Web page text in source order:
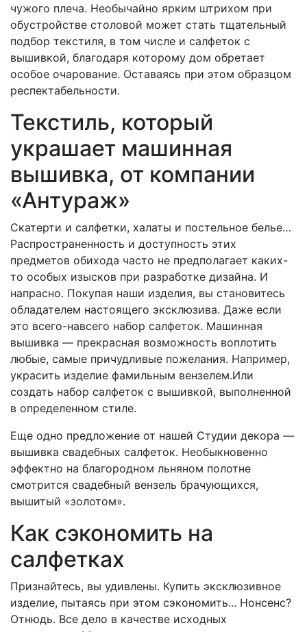
чужого плеча. Необычайно ярким штрихом при
обустройстве столовой может стать тщательный
подбор текстиля, в том числе и салфеток с
вышивкой, благодаря которому дом обретает
особое очарование. Оставаясь при этом образцом
респектабельности.
Текстиль, который
украшает машинная
вышивка, от компании
«Антураж»
Скатерти и салфетки, халаты и постельное белье…
Распространенность и доступность этих
предметов обихода часто не предполагает каких-
то особых изысков при разработке дизайна. И
напрасно. Покупая наши изделия, вы становитесь
обладателем настоящего эксклюзива. Даже если
это всего-навсего набор салфеток. Машинная
вышивка — прекрасная возможность воплотить
любые, самые причудливые пожелания. Например,
украсить изделие фамильным вензелем.Или
создать набор салфеток с вышивкой, выполненной
в определенном стиле.
Еще одно предложение от нашей Студии декора —
вышивка свадебных салфеток. Необыкновенно
эффектно на благородном льняном полотне
смотрится свадебный вензель брачующихся,
вышитый «золотом».
Как сэкономить на
салфетках
Признайтесь, вы удивлены. Купить эксклюзивное
изделие, пытаясь при этом сэкономить... Нонсенс?
Отнюдь. Все дело в качестве исходных